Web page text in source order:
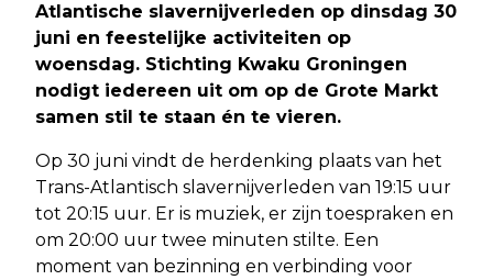
Atlantische slavernijverleden op dinsdag 30
juni en feestelijke activiteiten op
woensdag. Stichting Kwaku Groningen
nodigt iedereen uit om op de Grote Markt
samen stil te staan én te vieren.
Op 30 juni vindt de herdenking plaats van het
Trans-Atlantisch slavernijverleden van 19:15 uur
tot 20:15 uur. Er is muziek, er zijn toespraken en
om 20:00 uur twee minuten stilte. Een
moment van bezinning en verbinding voor